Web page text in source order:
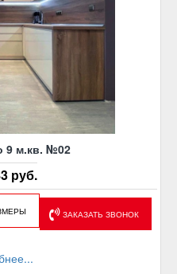
9 м.кв. №02
руб.
ЗАКАЗАТЬ ЗВОНОК